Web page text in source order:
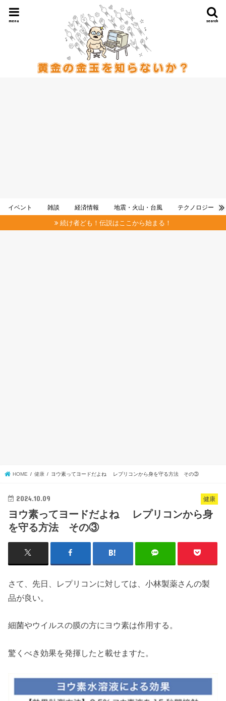
search
menu
イベント 雑談 経済情報 地震・火山・台風 テクノロジー
続け者ども！伝説はここから始まる！
HOME 健康 ヨウ素ってヨードだよね レプリコンから身を守る方法 その③
健康
2024.10.09
ヨウ素ってヨードだよね レプリコンから身
を守る方法 その③
さて、先日、レプリコンに対しては、小林製薬さんの製
品が良い。
細菌やウイルスの膜の方にヨウ素は作用する。
驚くべき効果を発揮したと載せますた。